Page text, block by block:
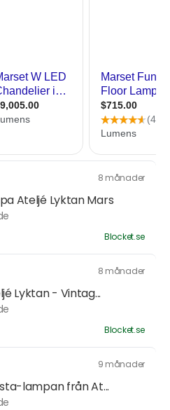
8 månader
Ateljé Lyktan Mars
Blocket.se
8 månader
Lyktan - Vintag...
Blocket.se
9 månader
lampan från At...